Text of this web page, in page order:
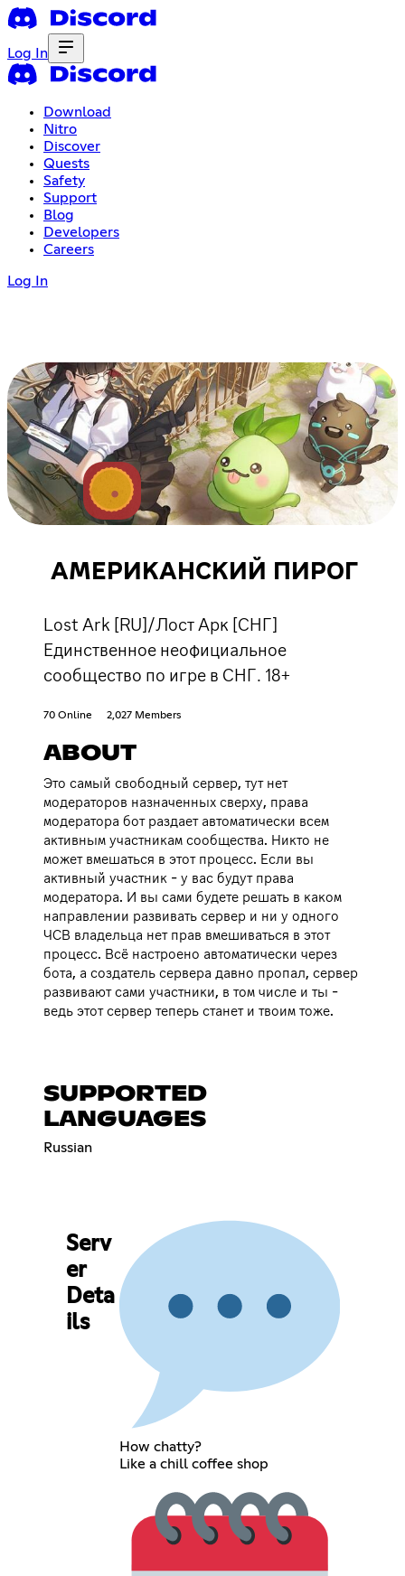
Log In
Download
Nitro
Discover
Quests
Safety
Support
Blog
Developers
Careers
Log In
АМЕРИКАНСКИЙ ПИРОГ
Lost Ark [RU]/Лост Арк [СНГ]
Единственное неофициальное
сообщество по игре в СНГ. 18+
70 Online 2,027 Members
ABOUT
Это самый свободный сервер, тут нет
модераторов назначенных сверху, права
модератора бот раздает автоматически всем
активным участникам сообщества. Никто не
может вмешаться в этот процесс. Если вы
активный участник - у вас будут права
модератора. И вы сами будете решать в каком
направлении развивать сервер и ни у одного
ЧСВ владельца нет прав вмешиваться в этот
процесс. Всё настроено автоматически через
бота, а создатель сервера давно пропал, сервер
развивают сами участники, в том числе и ты -
ведь этот сервер теперь станет и твоим тоже.
SUPPORTED
LANGUAGES
Russian
Serv
er
Deta
ils
How chatty?
Like a chill coffee shop